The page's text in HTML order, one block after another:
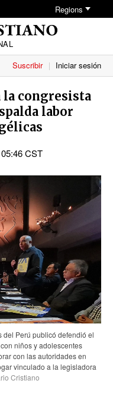
Regions
Suscribir Iniciar sesión
la congresista
labor
CST
del Perú publicó defendió el
niños y adolescentes
con las autoridades en
vinculado a la legisladora
Cristiano